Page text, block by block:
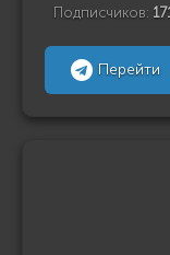
Подписчиков:
Перейти